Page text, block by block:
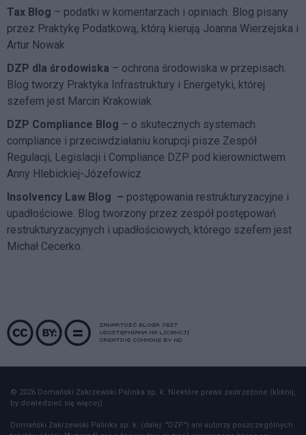
Tax Blog – podatki w komentarzach i opiniach. Blog pisany
przez Praktykę Podatkową, którą kierują Joanna Wierzejska i
Artur Nowak
DZP dla środowiska – ochrona środowiska w przepisach.
Blog tworzy Praktyka Infrastruktury i Energetyki, której
szefem jest Marcin Krakowiak
DZP Compliance Blog – o skutecznych systemach
compliance i przeciwdziałaniu korupcji pisze Zespół
Regulacji, Legislacji i Compliance DZP pod kierownictwem
Anny Hlebickiej-Józefowicz
Insolvency Law Blog – postępowania restrukturyzacyjne i
upadłościowe. Blog tworzony przez zespół postępowań
restrukturyzacyjnych i upadłościowych, którego szefem jest
Michał Cecerko.
© 2026 Domański Zakrzewski Palinka sp. k. Niektóre prawa zastrzeżone (kliknij,
by dowiedzieć się więcej).
Domański Zakrzewski Palinka sp. k. (dalej: "DZP") ani autorzy poszczególnych